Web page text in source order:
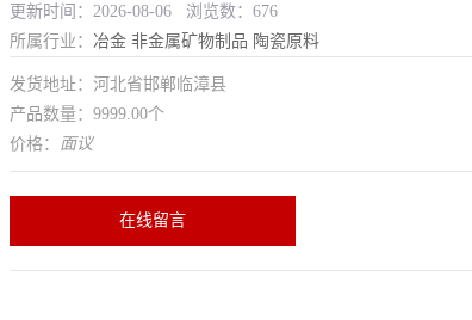
更新时间：2026-08-06 浏览数：676
所属行业： 冶金 非金属矿物制品 陶瓷原料
发货地址：河北省邯郸临漳县
产品数量：9999.00个
价格： 面议
在线留言